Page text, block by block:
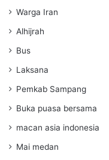
Warga Iran
Alhijrah
Bus
Laksana
Pemkab Sampang
Buka puasa bersama
macan asia indonesia
Mai medan